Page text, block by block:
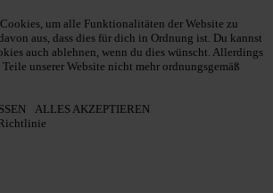
um alle Funktionalitäten der Website zu
aus, dass dies für dich in Ordnung ist. Du kannst
auch ablehnen, wenn du dies wünscht. Allerdings
unserer Website nicht mehr ordnungsgemäß
ALLES AKZEPTIEREN